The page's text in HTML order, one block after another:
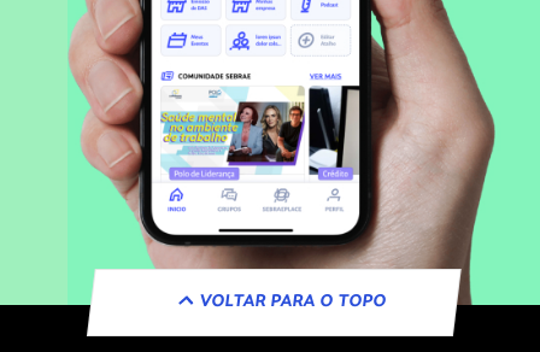
VOLTAR PARA O TOPO